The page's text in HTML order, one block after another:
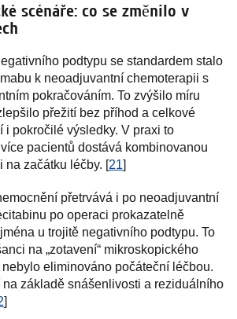
scénáře: co se změnilo v
podtypu se standardem stalo
k neoadjuvantní chemoterapii s
pokračováním. To zvýšilo míru
přežití bez příhod a celkové
i pokročilé výsledky. V praxi to
pacientů dostává kombinovanou
na začátku léčby. [21]
přetrvává i po neoadjuvantní
po operaci prokazatelně
u trojitě negativního podtypu. To
na „zotavení“ mikroskopického
eliminováno počáteční léčbou.
základě snášenlivosti a reziduálního
]